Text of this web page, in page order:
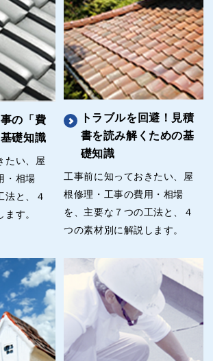
の「費
礎知識
たい、屋
・相場
法と、４
す。
トラブルを回避！見積
書を読み解くための基
礎知識
工事前に知っておきたい、屋
根修理・工事の費用・相場
を、主要な７つの工法と、４
つの素材別に解説します。